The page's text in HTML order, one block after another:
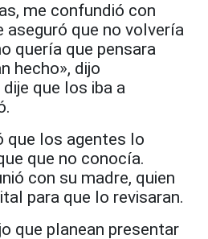
me confundió con
aseguró que no volvería
quería que pensara
hecho», dijo
que los iba a
que los agentes lo
que no conocía.
con su madre, quien
para que lo revisaran.
que planean presentar